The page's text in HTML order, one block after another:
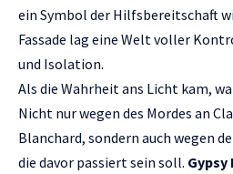
ein Symbol der Hilfsbereitschaft
Fassade lag eine Welt voller
und Isolation.
Als die Wahrheit ans Licht kam,
Nicht nur wegen des Mordes an
Blanchard, sondern auch wegen
die davor passiert sein soll. Gypsy